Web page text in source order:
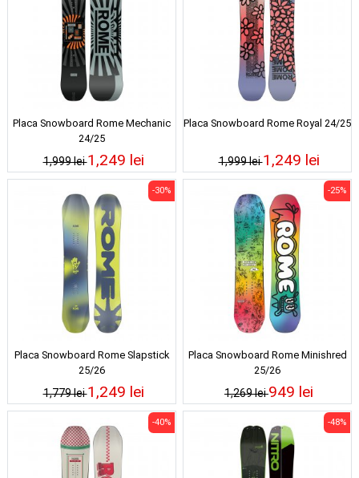
Placa Snowboard Rome Mechanic
24/25
1,999 lei1,249 lei
Placa Snowboard Rome Royal 24/25
1,999 lei1,249 lei
Placa Snowboard Rome Slapstick
25/26
1,779 lei
-30%
1,249 lei
Placa Snowboard Rome Minishred
25/26
1,269 lei
-25%
949 lei
-40% -48%